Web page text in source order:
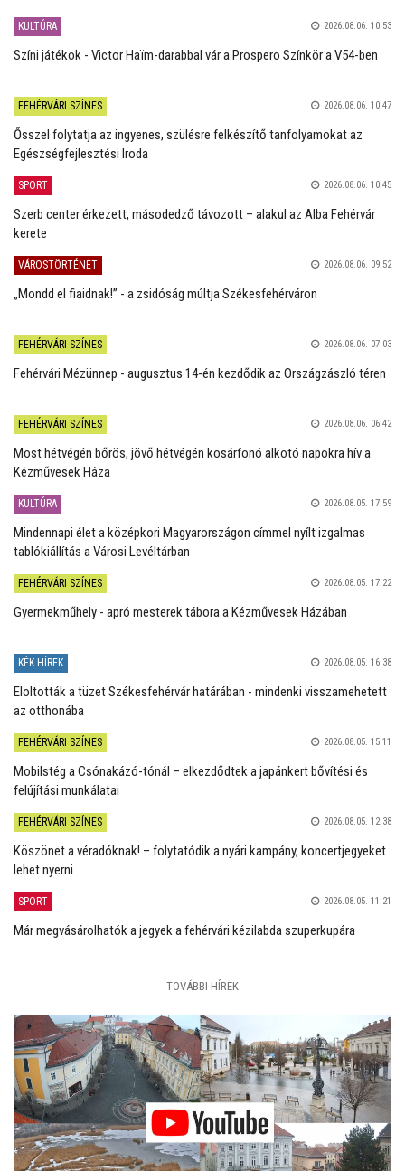
KULTÚRA 2026.08.06. 10:53
Színi játékok - Victor Haïm-darabbal vár a Prospero Színkör a V54-ben
FEHÉRVÁRI SZÍNES 2026.08.06. 10:47
Ősszel folytatja az ingyenes, szülésre felkészítő tanfolyamokat az
Egészségfejlesztési Iroda
SPORT 2026.08.06. 10:45
Szerb center érkezett, másodedző távozott – alakul az Alba Fehérvár
kerete
VÁROSTÖRTÉNET 2026.08.06. 09:52
„Mondd el fiaidnak!” - a zsidóság múltja Székesfehérváron
FEHÉRVÁRI SZÍNES 2026.08.06. 07:03
Fehérvári Mézünnep - augusztus 14-én kezdődik az Országzászló téren
FEHÉRVÁRI SZÍNES 2026.08.06. 06:42
Most hétvégén bőrös, jövő hétvégén kosárfonó alkotó napokra hív a
Kézművesek Háza
KULTÚRA 2026.08.05. 17:59
Mindennapi élet a középkori Magyarországon címmel nyílt izgalmas
tablókiállítás a Városi Levéltárban
FEHÉRVÁRI SZÍNES 2026.08.05. 17:22
Gyermekműhely - apró mesterek tábora a Kézművesek Házában
KÉK HÍREK 2026.08.05. 16:38
Eloltották a tüzet Székesfehérvár határában - mindenki visszamehetett
az otthonába
FEHÉRVÁRI SZÍNES 2026.08.05. 15:11
Mobilstég a Csónakázó-tónál – elkezdődtek a japánkert bővítési és
felújítási munkálatai
FEHÉRVÁRI SZÍNES 2026.08.05. 12:38
Köszönet a véradóknak! – folytatódik a nyári kampány, koncertjegyeket
lehet nyerni
SPORT 2026.08.05. 11:21
Már megvásárolhatók a jegyek a fehérvári kézilabda szuperkupára
TOVÁBBI HÍREK